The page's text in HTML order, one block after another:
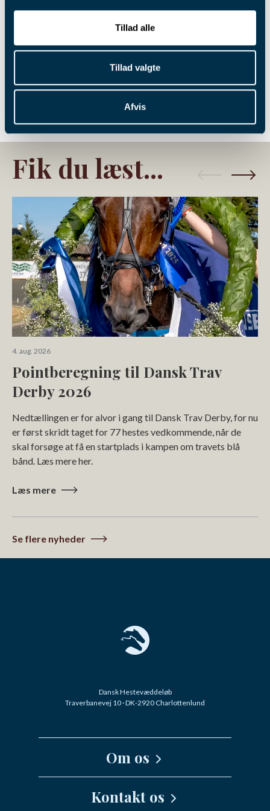
Tillad alle
Tillad valgte
Afvis
Tilmeld dig vores nyhedsbrev - så er du altid
opdateret!
Fik du læst...
4. aug. 2026
Pointberegning til Dansk Trav
Derby 2026
Nedtællingen er for alvor i gang til Dansk Trav Derby, for nu
er først skridt taget for 77 hestes vedkommende, når de
skal forsøge at få en startplads i kampen om travets blå
bånd. Læs mere her.
Læs mere
Se flere nyheder
Dansk Hestevæddeløb
Traverbanevej 10 · DK-2920 Charlottenlund
Om os
Kontakt os